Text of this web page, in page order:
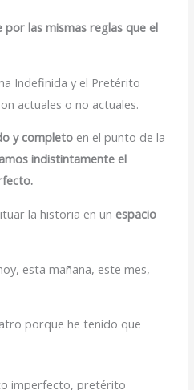
las mismas reglas que el
Indefinida y el Pretérito
actuales o no actuales.
y completo en el punto de la
indistintamente el
la historia en un espacio
esta mañana, este mes,
porque he tenido que
imperfecto, pretérito